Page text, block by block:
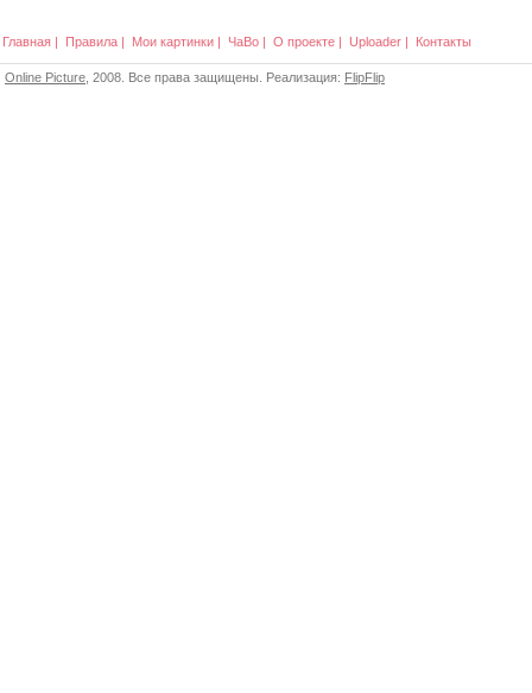
Главная | Правила | Мои картинки | ЧаВо | О проекте | Uploader | Контакты
Online Picture , 2008. Все права защищены. Реализация: FlipFlip